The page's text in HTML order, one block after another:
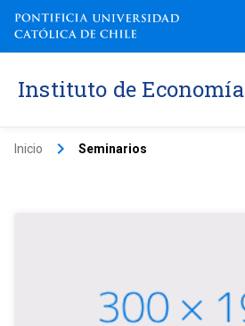
Instituto de Economía
Inicio keyboard_arrow_right Seminarios